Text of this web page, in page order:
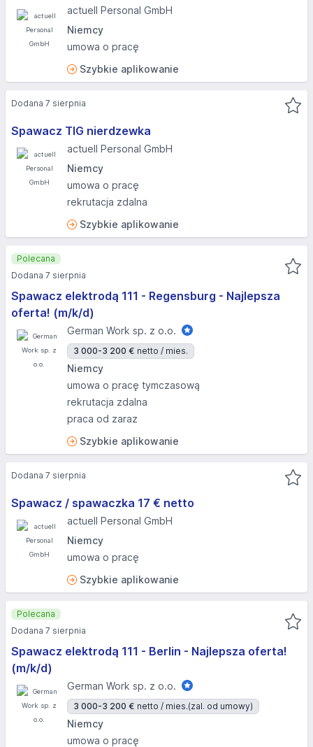
actuell Personal GmbH
Niemcy
umowa o pracę
Szybkie aplikowanie
Spawacz TIG nierdzewka
actuell Personal GmbH
Niemcy
umowa o pracę
rekrutacja zdalna
Szybkie aplikowanie
Dodana 7 sierpnia
Spawacz elektrodą 111 - Regensburg - Najlepsza
oferta! (m/k/d)
German Work sp. z o.o.
3 000-3 200 € netto / mies.
Niemcy
umowa o pracę tymczasową
rekrutacja zdalna
praca od zaraz
Szybkie aplikowanie
Polecana
Dodana 7 sierpnia
Spawacz / spawaczka 17 € netto
actuell Personal GmbH
Niemcy
umowa o pracę
Szybkie aplikowanie
Dodana 7 sierpnia
Spawacz elektrodą 111 - Berlin - Najlepsza oferta!
(m/k/d)
German Work sp. z o.o.
3 000-3 200 € netto / mies.(zal. od umowy)
Niemcy
umowa o pracę
Polecana
Dodana 7 sierpnia